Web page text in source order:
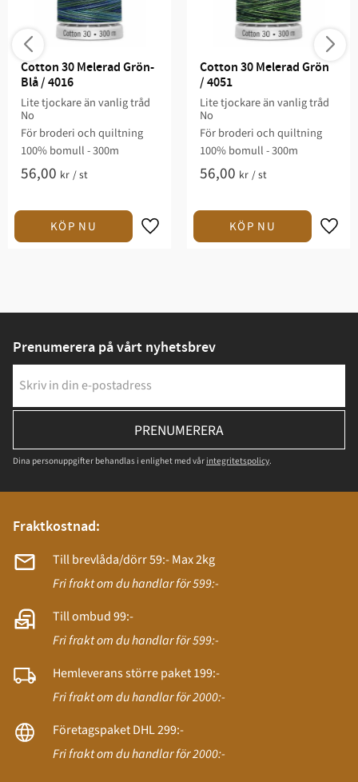
Cotton 30 Melerad Grön-
Blå / 4016
Lite tjockare än vanlig tråd
No
För broderi och quiltning​
100% bomull - 300m
56,00 kr /st
Cotton 30 Melerad Grön
/ 4051
Lite tjockare än vanlig tråd
No
För broderi och quiltning​
100% bomull - 300m
56,00 kr /st
Prenumerera på vårt nyhetsbrev
PRENUMERERA
Dina personuppgifter behandlas i enlighet med vår integritetspolicy.
Fraktkostnad:
Till brevlåda/dörr 59:- Max 2kg
Fri frakt om du handlar för 599:-
Till ombud 99:-
Fri frakt om du handlar för 599:-
Hemleverans större paket 199:-
Fri frakt om du handlar för 2000:-
Företagspaket DHL 299:-
Fri frakt om du handlar för 2000:-